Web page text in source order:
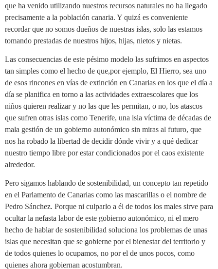
que ha venido utilizando nuestros recursos naturales no ha llegado
precisamente a la población canaria. Y quizá es conveniente
recordar que no somos dueños de nuestras islas, solo las estamos
tomando prestadas de nuestros hijos, hijas, nietos y nietas.
Las consecuencias de este pésimo modelo las sufrimos en aspectos
tan simples como el hecho de que,por ejemplo, El Hierro, sea uno
de esos rincones en vías de extinción en Canarias en los que el día a
día se planifica en torno a las actividades extraescolares que los
niños quieren realizar y no las que les permitan, o no, los atascos
que sufren otras islas como Tenerife, una isla víctima de décadas de
mala gestión de un gobierno autonómico sin miras al futuro, que
nos ha robado la libertad de decidir dónde vivir y a qué dedicar
nuestro tiempo libre por estar condicionados por el caos existente
alrededor.
Pero sigamos hablando de sostenibilidad, un concepto tan repetido
en el Parlamento de Canarias como las mascarillas o el nombre de
Pedro Sánchez. Porque ni culparlo a él de todos los males sirve para
ocultar la nefasta labor de este gobierno autonómico, ni el mero
hecho de hablar de sostenibilidad soluciona los problemas de unas
islas que necesitan que se gobierne por el bienestar del territorio y
de todos quienes lo ocupamos, no por el de unos pocos, como
quienes ahora gobiernan acostumbran.